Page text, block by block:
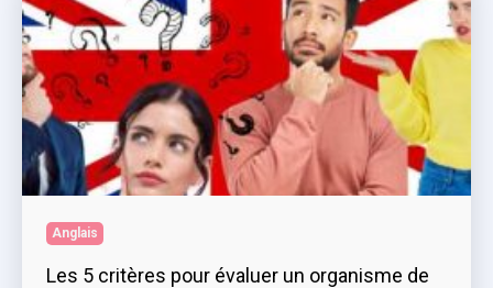
Anglais
Les 5 critères pour évaluer un organisme de